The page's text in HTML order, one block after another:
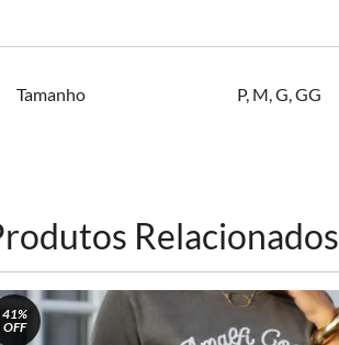
Tamanho P, M G GG
Relacionados
41%
OFF